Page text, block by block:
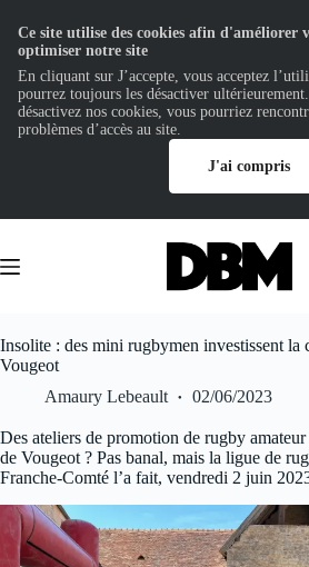
contenu
Insolite : des mini rugbymen investissent la
Vougeot
Amaury Lebeault
02/06/2023
Des ateliers de promotion de rugby
de Vougeot ? Pas banal, mais la ligue de
Franche-Comté l’a fait, vendredi 2 juin
Ce site utilise des cookies afin d'améliorer
optimiser notre site
En cliquant sur J’accepte, vous acceptez
pourrez toujours les désactiver
désactivez nos cookies, vous pourriez
problèmes d’accès au site.
J'ai compris